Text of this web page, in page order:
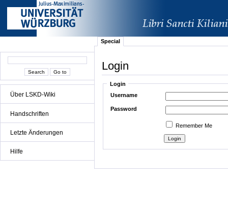
Über LSKD-Wiki
Handschriften
Letzte Änderungen
Hilfe
Special
Login
Login
Username
Password
Remember Me